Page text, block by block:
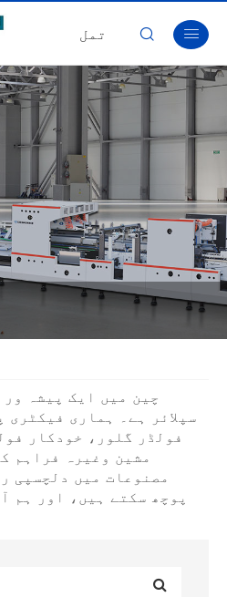
تمل  
سپلائر ہے۔ ہماری
فولڈر گلور، خودکار
مشین وغیرہ فراہم
مصنوعات میں دلچسپی
پوچھ سکتے ہیں، اور ہم